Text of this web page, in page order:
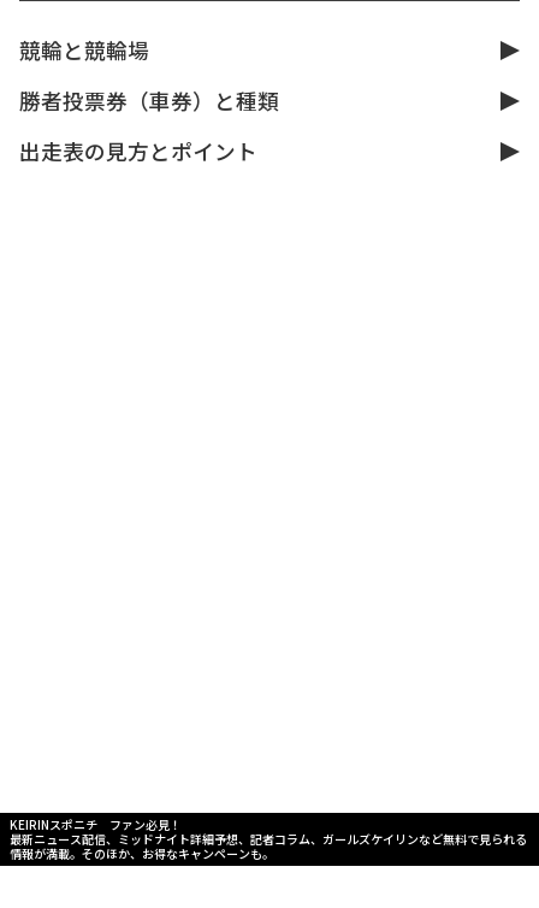
競輪と競輪場
勝者投票券（車券）と種類
出走表の見方とポイント
KEIRINスポニチ ファン必見！
最新ニュース配信、ミッドナイト詳細予想、記者コラム、ガールズケイリンなど無料で見られる
情報が満載。そのほか、お得なキャンペーンも。